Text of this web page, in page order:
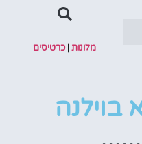
מלונות|כרטיסים
בוילנה